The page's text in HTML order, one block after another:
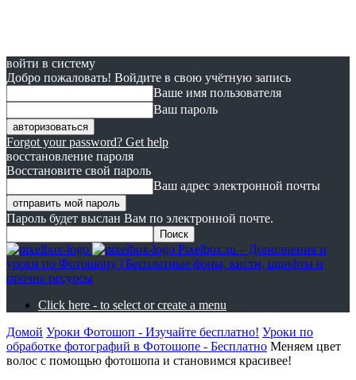
войти в систему
Добро пожаловать! Войдите в свою учётную запись
Ваше имя пользователя
Ваш пароль
Forgot your password? Get help
восстановление пароля
Восстановите свой пароль
Ваш адрес электронной почты
Пароль будет выслан Вам по электронной почте.
Pixelbox.ru – Дополнения и
уроки по Фотошопу | Бесплатные фоны, кисти, шрифты и
прочие ресурсы
Click here - to select or create a menu
Домой Уроки Фотошоп - Изучайте бесплатно! Уроки по
обработке фотографий в Фотошопе - Бесплатно Меняем цвет
волос с помощью фотошопа и становимся красивее!